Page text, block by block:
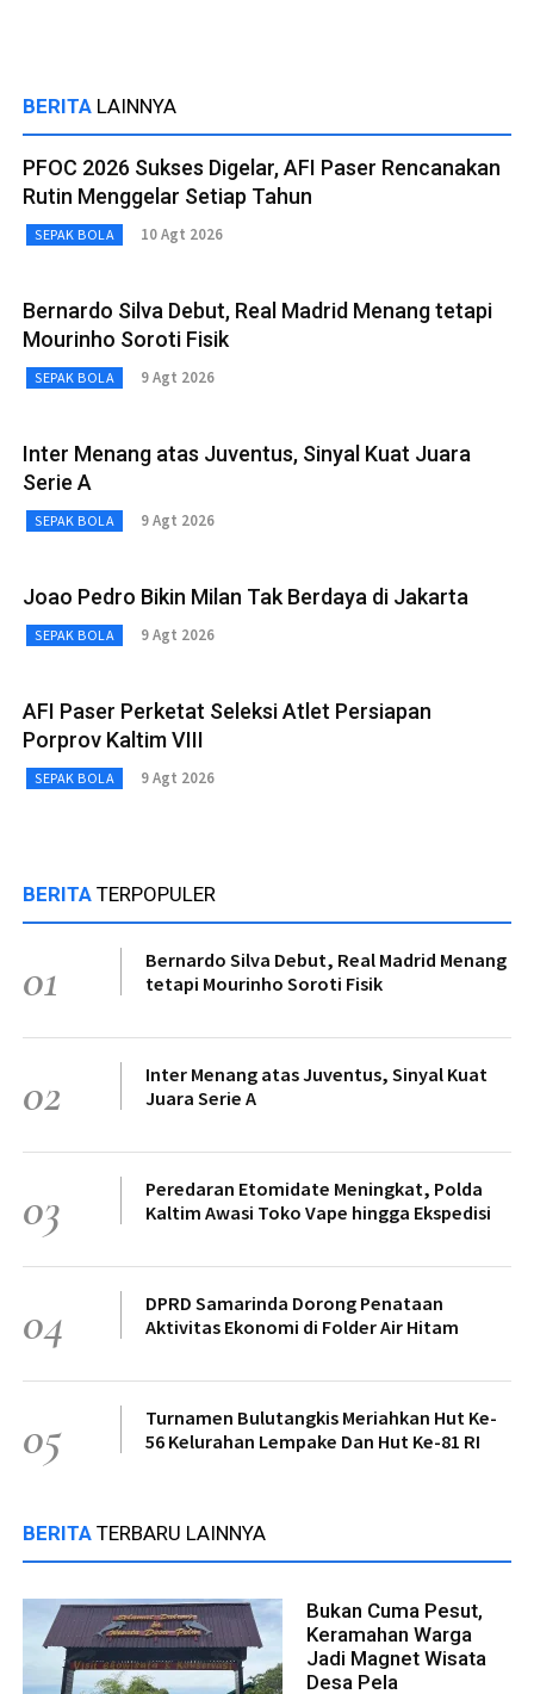
BERITA LAINNYA
PFOC 2026 Sukses Digelar, AFI Paser Rencanakan
Rutin Menggelar Setiap Tahun
SEPAK BOLA 10 Agt 2026
Bernardo Silva Debut, Real Madrid Menang tetapi
Mourinho Soroti Fisik
SEPAK BOLA 9 Agt 2026
Inter Menang atas Juventus, Sinyal Kuat Juara
Serie A
SEPAK BOLA 9 Agt 2026
Joao Pedro Bikin Milan Tak Berdaya di Jakarta
SEPAK BOLA 9 Agt 2026
AFI Paser Perketat Seleksi Atlet Persiapan
Porprov Kaltim VIII
SEPAK BOLA 9 Agt 2026
BERITA TERPOPULER
01
Bernardo Silva Debut, Real Madrid Menang
tetapi Mourinho Soroti Fisik
02
Inter Menang atas Juventus, Sinyal Kuat
Juara Serie A
03
Peredaran Etomidate Meningkat, Polda
Kaltim Awasi Toko Vape hingga Ekspedisi
04
DPRD Samarinda Dorong Penataan
Aktivitas Ekonomi di Folder Air Hitam
05
Turnamen Bulutangkis Meriahkan Hut Ke-
56 Kelurahan Lempake Dan Hut Ke-81 RI
BERITA TERBARU LAINNYA
Bukan Cuma Pesut,
Keramahan Warga
Jadi Magnet Wisata
Desa Pela